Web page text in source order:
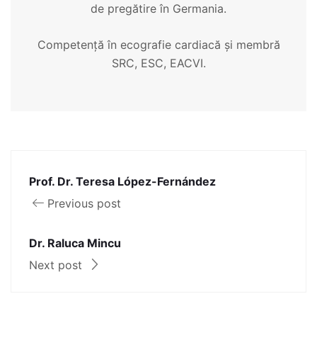
de pregătire în Germania.
Competență în ecografie cardiacă și membră
SRC, ESC, EACVI.
Prof. Dr. Teresa López-Fernández
Previous post
Dr. Raluca Mincu
Next post